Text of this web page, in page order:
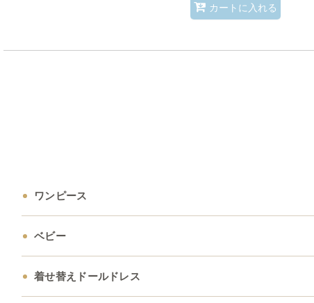
カートに入れる
ワンピース
ベビー
着せ替えドールドレス